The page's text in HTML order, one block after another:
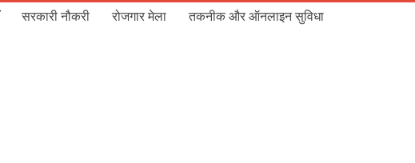
सरकारी नौकरी रोजगार मेला तकनीक और ऑनलाइन सुविधा